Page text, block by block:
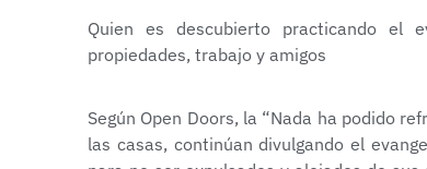
Quien es descubierto practicando el
propiedades, trabajo y amigos
Según Open Doors, la “Nada ha podido
las casas, continúan divulgando el